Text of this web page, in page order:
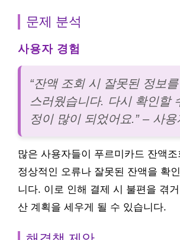
문제 분석
사용자 경험
“잔액 조회 시 잘못된 정보
스러웠습니다. 다시 확인할
정이 많이 되었어요.” – 사용
많은 사용자들이 푸르미카드 잔액조
정상적인 오류나 잘못된 잔액을 확
니다. 이로 인해 결제 시 불편을 겪
산 계획을 세우게 될 수 있습니다.